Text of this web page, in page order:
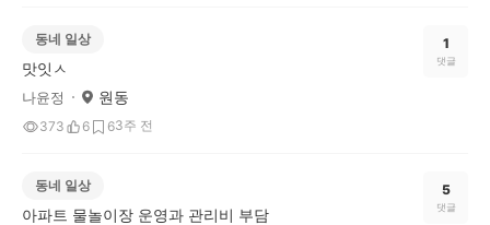
동네 일상
맛잇ㅅ
나윤정 원동
373 6 63주 전
1
댓글
동네 일상
아파트 물놀이장 운영과 관리비 부담
5
댓글